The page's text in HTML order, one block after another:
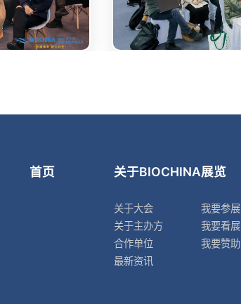
首页 关于BIOCHINA
关于大会
关于主办方
合作单位
最新资讯
展览
我要参展
我要看展
我要赞助